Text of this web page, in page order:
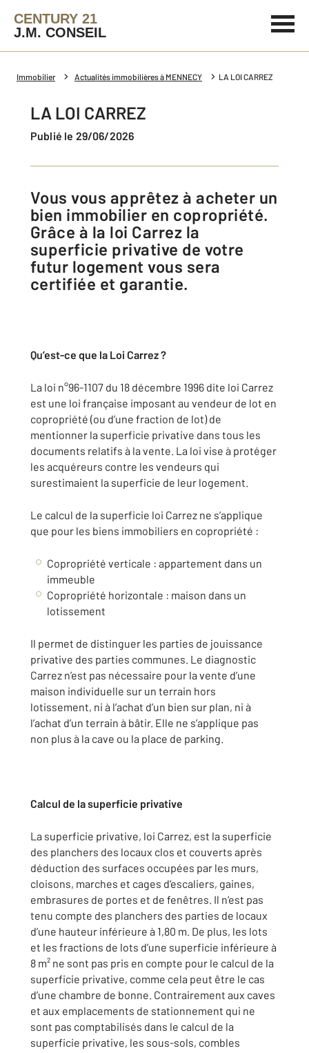
CENTURY 21
J.M. CONSEIL
Immobilier Actualités immobilières à MENNECY LA LOI CARREZ
LA LOI CARREZ
Publié le 29/06/2026
Vous vous apprêtez à acheter un
bien immobilier en copropriété.
Grâce à la loi Carrez la
superficie privative de votre
futur logement vous sera
certifiée et garantie.
Qu’est-ce que la Loi Carrez ?
La loi n°96-1107 du 18 décembre 1996 dite loi Carrez
est une loi française imposant au vendeur de lot en
copropriété (ou d’une fraction de lot) de
mentionner la superficie privative dans tous les
documents relatifs à la vente. La loi vise à protéger
les acquéreurs contre les vendeurs qui
surestimaient la superficie de leur logement.
Le calcul de la superficie loi Carrez ne s’applique
que pour les biens immobiliers en copropriété :
Copropriété verticale : appartement dans un
immeuble
Copropriété horizontale : maison dans un
lotissement
Il permet de distinguer les parties de jouissance
privative des parties communes. Le diagnostic
Carrez n’est pas nécessaire pour la vente d’une
maison individuelle sur un terrain hors
lotissement, ni à l’achat d’un bien sur plan, ni à
l’achat d’un terrain à bâtir. Elle ne s’applique pas
non plus à la cave ou la place de parking.
Calcul de la superficie privative
La superficie privative, loi Carrez, est la superficie
des planchers des locaux clos et couverts après
déduction des surfaces occupées par les murs,
cloisons, marches et cages d’escaliers, gaines,
embrasures de portes et de fenêtres. Il n’est pas
tenu compte des planchers des parties de locaux
d’une hauteur inférieure à 1,80 m. De plus, les lots
et les fractions de lots d’une superficie inférieure à
8 m² ne sont pas pris en compte pour le calcul de la
superficie privative, comme cela peut être le cas
d’une chambre de bonne. Contrairement aux caves
et aux emplacements de stationnement qui ne
sont pas comptabilisés dans le calcul de la
superficie privative, les sous-sols, combles